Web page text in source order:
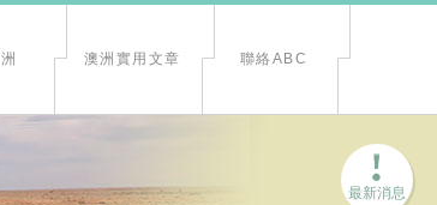
澳洲實用文章 聯絡ABC
最新消息